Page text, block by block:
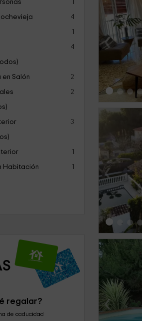
1
4
1
4
en Salón 2
2
3
1
Habitación 1
regalar?
de caducidad
‹
‹
‹